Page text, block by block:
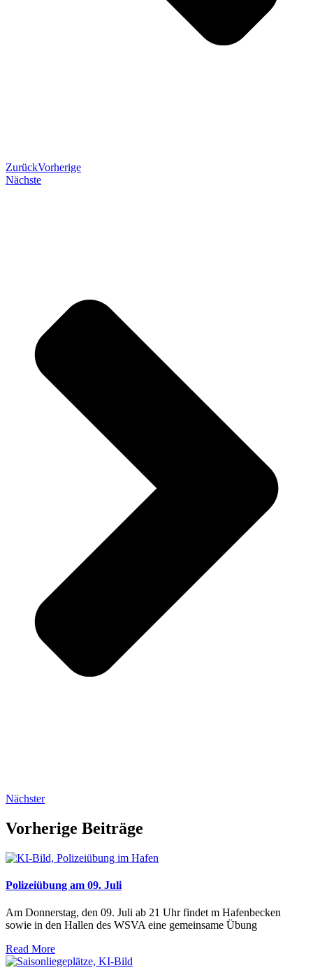
ZurückVorherige
Nächste
Nächster
Vorherige Beiträge
Polizeiübung am 09. Juli
Am Donnerstag, den 09. Juli ab 21 Uhr findet m Hafenbecken
sowie in den Hallen des WSVA eine gemeinsame Übung
Read More